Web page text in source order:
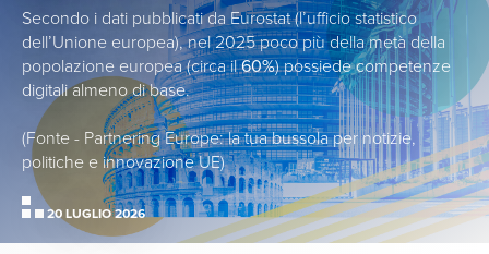
Secondo i dati pubblicati da Eurostat (l’ufficio statistico
dell’Unione europea), nel 2025 poco più della metà della
popolazione europea (circa il60%) possiede competenze
digitali almeno di base.
(Fonte - Partnering Europe: la tua bussola per notizie,
politiche e innovazione UE)
20 LUGLIO 2026